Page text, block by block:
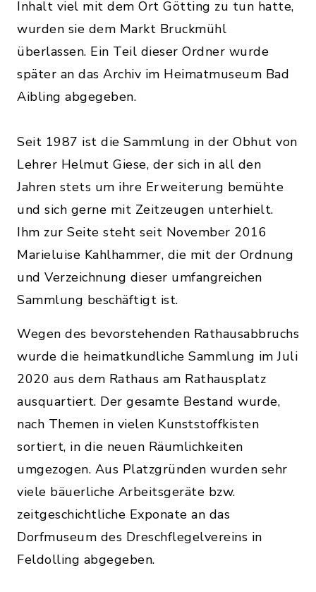
Inhalt viel mit dem Ort Götting zu tun hatte,
wurden sie dem Markt Bruckmühl
überlassen. Ein Teil dieser Ordner wurde
später an das Archiv im Heimatmuseum Bad
Aibling abgegeben.
Seit 1987 ist die Sammlung in der Obhut von
Lehrer Helmut Giese, der sich in all den
Jahren stets um ihre Erweiterung bemühte
und sich gerne mit Zeitzeugen unterhielt.
Ihm zur Seite steht seit November 2016
Marieluise Kahlhammer, die mit der Ordnung
und Verzeichnung dieser umfangreichen
Sammlung beschäftigt ist.
Wegen des bevorstehenden Rathausabbruchs
wurde die heimatkundliche Sammlung im Juli
2020 aus dem Rathaus am Rathausplatz
ausquartiert. Der gesamte Bestand wurde,
nach Themen in vielen Kunststoffkisten
sortiert, in die neuen Räumlichkeiten
umgezogen. Aus Platzgründen wurden sehr
viele bäuerliche Arbeitsgeräte bzw.
zeitgeschichtliche Exponate an das
Dorfmuseum des Dreschflegelvereins in
Feldolling abgegeben.